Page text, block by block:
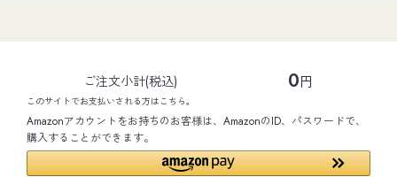
ご注文小計(税込) 0円
このサイトでお支払いされる方はこちら。
Amazonアカウントをお持ちのお客様は、AmazonのID、パスワードで、
購入することができます。